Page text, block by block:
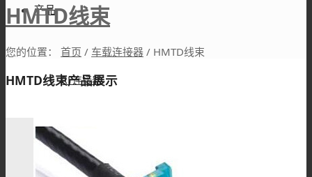
产品
RF连接器
BNC连接器
HMTD线束
您的位置： 首页 / 车载连接器 / HMTD线束
HMTD线束产品展示